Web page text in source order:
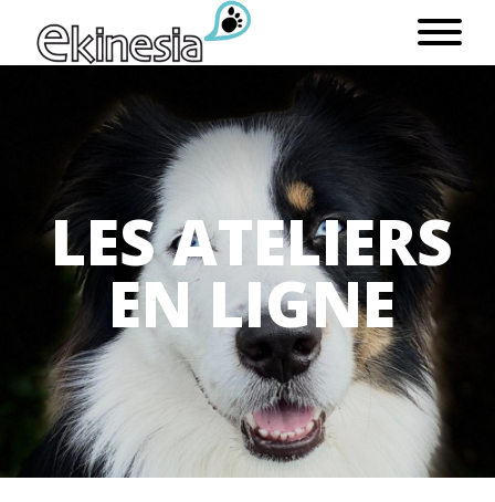
LESATELIERS
EN LIGNE